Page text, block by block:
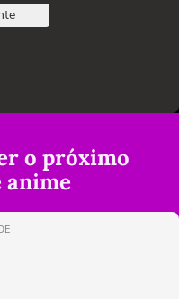
o próximo
anime